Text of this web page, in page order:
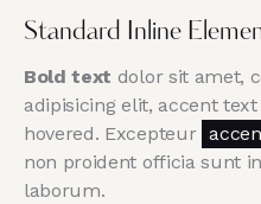
Standard Inline
Bold text dolor sit amet,
adipisicing elit, accent
hovered. Excepteur
non proident officia sunt
laborum.